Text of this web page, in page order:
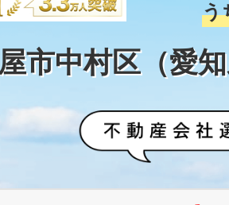
う
市中村区（愛